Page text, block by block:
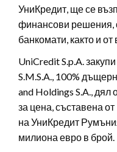
УниКредит, ще се
финансови решения,
банкомати, както и
UniCredit S.p.A.
S.M.S.A., 100%
and Holdings S.A., дял
за цена, съставена
на УниКредит
милиона евро в брой.